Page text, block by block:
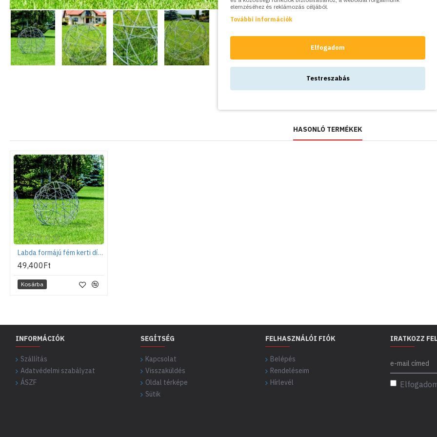
Labda
57 cm, M
HASONLÓ TERMÉKEK
Labda formájú fém kerti dísz, 57 cm, M
49,400Ft
Kosárba
INFORMÁCIÓK
Szállítás
Adatvédelmi szabályzat
ÁSZF
SEGÍTSÉG
Kapcsolat
Visszaküldés
Oldal térképe
Sütik
FELHASZNÁLÓI FIÓK
Belépés
Rendeléseim
Hírlevél
IRATKOZZ
elemzéséhez és reklámozás céljából.
További információk
Elfogadom
Testreszabás